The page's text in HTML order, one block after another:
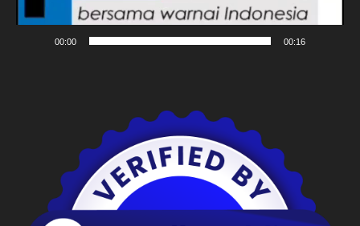
00:00 00:16